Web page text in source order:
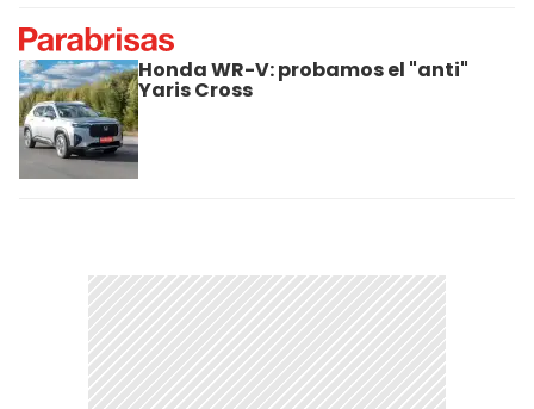
Honda WR-V: probamos el "anti"
Yaris Cross